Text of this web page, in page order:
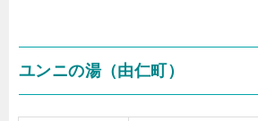
ユンニの湯（由仁町）